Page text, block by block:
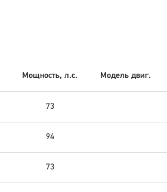
Мощность, л.с. Модель двиг.
73
94
73